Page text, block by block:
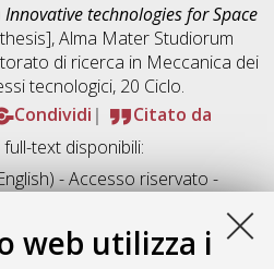
web utilizza i
Innovative technologies for Space
Alma Mater Studiorum
di ricerca in Meccanica dei
tecnologici, 20 Ciclo.
Condividi
Citato da
text disponibili:
- Accesso riservato -